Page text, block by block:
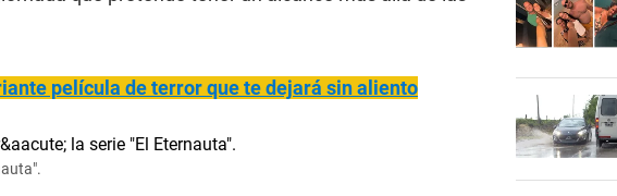
película de terror que te dejará sin aliento